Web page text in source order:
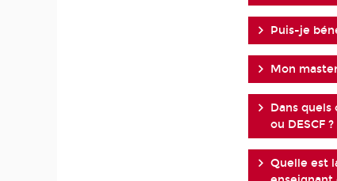
Puis-je
Mon
Dans quels
ou DESCF ?
Quelle est